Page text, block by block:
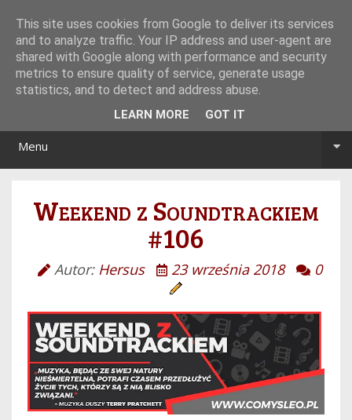
Menu
Weekend z Soundtrackiem
#106
Autor: Hersus 23 września 2018 0
This site uses cookies from Google to deliver its services
and to analyze traffic. Your IP address and user-agent are
shared with Google along with performance and security
metrics to ensure quality of service, generate usage
statistics, and to detect and address abuse.
LEARN MORE GOT IT